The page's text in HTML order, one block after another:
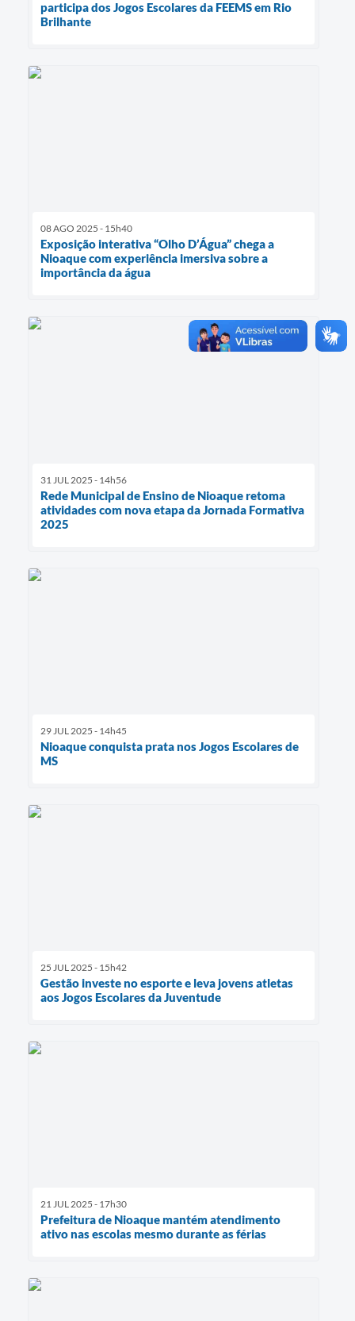
participa dos Jogos Escolares da FEEMS em Rio
Brilhante
08 AGO 2025 - 15h40
Exposição interativa “Olho D’Água” chega a
Nioaque com experiência imersiva sobre a
importância da água
31 JUL 2025 - 14h56
Rede Municipal de Ensino de Nioaque retoma
atividades com nova etapa da Jornada Formativa
2025
29 JUL 2025 - 14h45
Nioaque conquista prata nos Jogos Escolares de
MS
25 JUL 2025 - 15h42
Gestão investe no esporte e leva jovens atletas
aos Jogos Escolares da Juventude
21 JUL 2025 - 17h30
Prefeitura de Nioaque mantém atendimento
ativo nas escolas mesmo durante as férias